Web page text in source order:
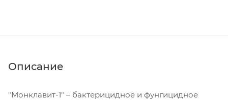
Описание
"Монклавит-1" – бактерицидное и фунгицидное